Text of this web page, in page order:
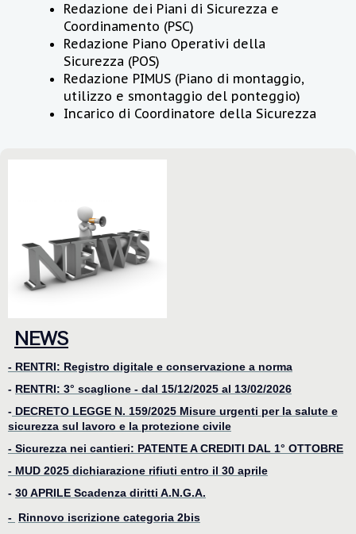
Redazione dei Piani di Sicurezza e
Coordinamento (PSC)
Redazione Piano Operativi della
Sicurezza (POS)
Redazione PIMUS (Piano di montaggio,
utilizzo e smontaggio del ponteggio)
Incarico di Coordinatore della Sicurezza
NEWS
- RENTRI: Registro digitale e conservazione a norma
- RENTRI: 3° scaglione - dal 15/12/2025 al 13/02/2026
- DECRETO LEGGE N. 159/2025 Misure urgenti per la salute e
sicurezza sul lavoro e la protezione civile
- Sicurezza nei cantieri: PATENTE A CREDITI DAL 1° OTTOBRE
- MUD 2025 dichiarazione rifiuti entro il 30 aprile
- 30 APRILE Scadenza diritti A.N.G.A.
- Rinnovo iscrizione categoria 2bis